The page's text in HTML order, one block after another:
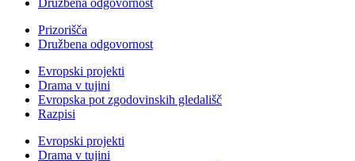
Družbena odgovornost
Prizorišča
Družbena odgovornost
Evropski projekti
Drama v tujini
Evropska pot zgodovinskih gledališč
Razpisi
Evropski projekti
Drama v tujini